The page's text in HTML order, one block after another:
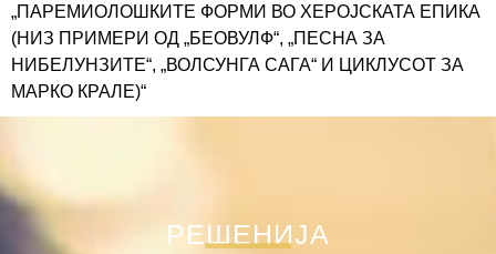
„ПАРЕМИОЛОШКИТЕ ФОРМИ ВО ХЕРОЈСКАТА ЕПИКА
(НИЗ ПРИМЕРИ ОД „БЕОВУЛФ“, „ПЕСНА ЗА
НИБЕЛУНЗИТЕ“, „ВОЛСУНГА САГА“ И ЦИКЛУСОТ ЗА
МАРКО КРАЛЕ)“
РЕШЕНИЈА